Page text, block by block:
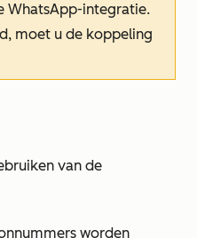
WhatsApp-integratie.
moet u de koppeling
van de
worden